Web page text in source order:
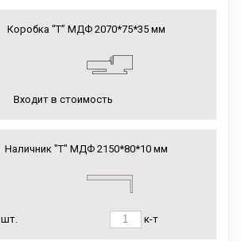
Коробка “Т” МДФ 2070*75*35 мм
Входит в стоимость
Наличник "Т" МДФ 2150*80*10 мм
шт. к-т